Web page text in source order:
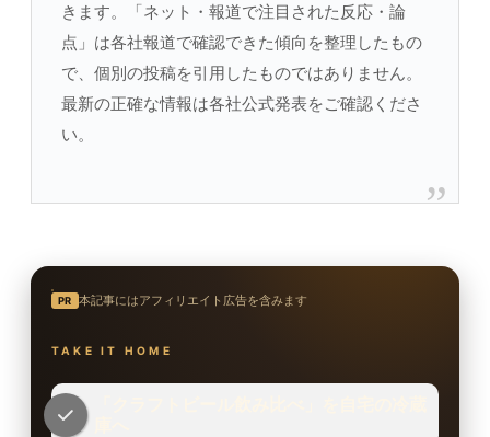
きます。「ネット・報道で注目された反応・論
点」は各社報道で確認できた傾向を整理したもの
で、個別の投稿を引用したものではありません。
最新の正確な情報は各社公式発表をご確認くださ
い。
PR 本記事にはアフィリエイト広告を含みます
TAKE IT HOME